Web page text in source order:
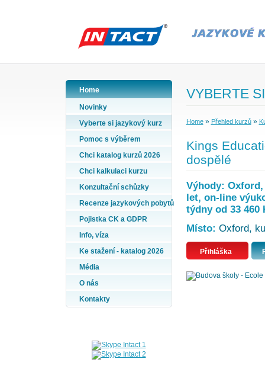
Home
Novinky
Vyberte si jazykový kurz
Pomoc s výběrem
Chci katalog kurzů 2026
Chci kalkulaci kurzu
Konzultační schůzky
Recenze jazykových pobytů
Pojistka CK a GDPR
Info, víza
Ke stažení - katalog 2026
Média
O nás
Kontakty
VYBERTE
Home» Přehled kurzů»
Kings
dospělé
Výhody:
let, on-line
týdny od 33 460
Místo: Oxford,
Přihláška